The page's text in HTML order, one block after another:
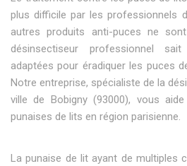
plus difficile par les professionnels
autres produits anti-puces ne
désinsectiseur professionnel
adaptées pour éradiquer les puces
Notre entreprise, spécialiste de la
ville de Bobigny (93000), vous
punaises de lits en région parisienne.
La punaise de lit ayant de multiples